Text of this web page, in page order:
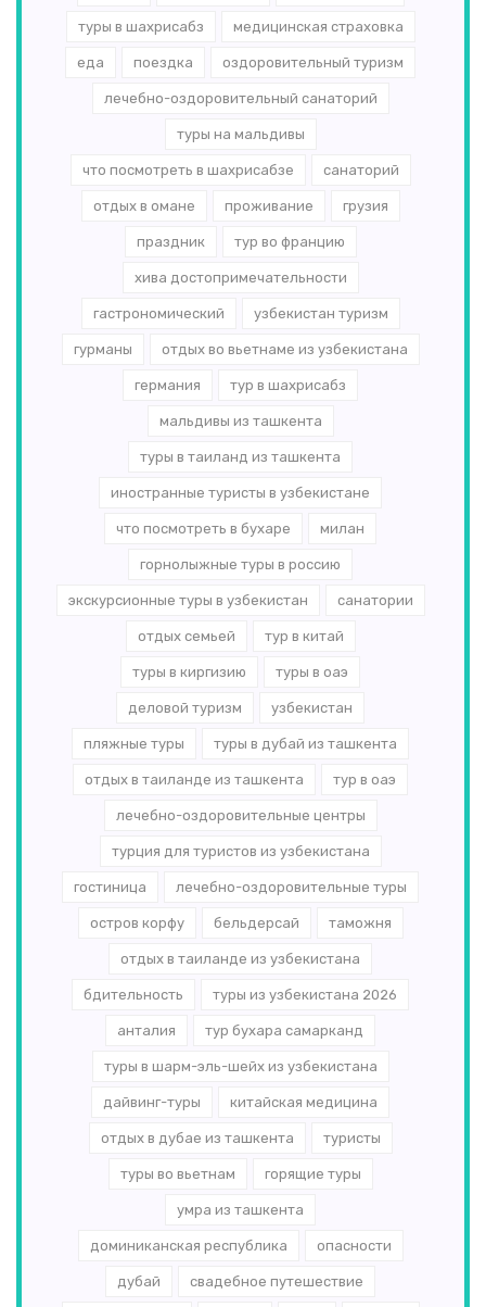
туры в шахрисабз медицинская страховка
еда поездка оздоровительный туризм
лечебно-оздоровительный санаторий
туры на мальдивы
что посмотреть в шахрисабзе санаторий
отдых в омане проживание грузия
праздник тур во францию
хива достопримечательности
гастрономический узбекистан туризм
гурманы отдых во вьетнаме из узбекистана
германия тур в шахрисабз
мальдивы из ташкента
туры в таиланд из ташкента
иностранные туристы в узбекистане
что посмотреть в бухаре милан
горнолыжные туры в россию
экскурсионные туры в узбекистан санатории
отдых семьей тур в китай
туры в киргизию туры в оаэ
деловой туризм узбекистан
пляжные туры туры в дубай из ташкента
отдых в таиланде из ташкента тур в оаэ
лечебно-оздоровительные центры
турция для туристов из узбекистана
гостиница лечебно-оздоровительные туры
остров корфу бельдерсай таможня
отдых в таиланде из узбекистана
бдительность туры из узбекистана 2026
анталия тур бухара самарканд
туры в шарм-эль-шейх из узбекистана
дайвинг-туры китайская медицина
отдых в дубае из ташкента туристы
туры во вьетнам горящие туры
умра из ташкента
доминиканская республика опасности
дубай свадебное путешествие